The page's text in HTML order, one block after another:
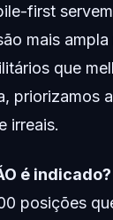
first
mais ampla
que
priorizamos
irreais.
é indicado?
posições